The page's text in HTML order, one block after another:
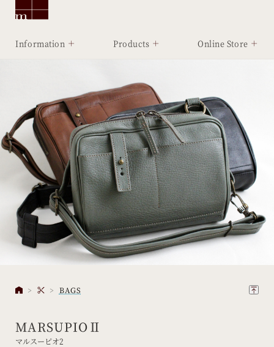
Information Products Online Store
BAGS
MARSUPIOⅡ
マルスーピオ2